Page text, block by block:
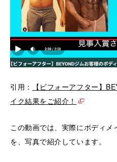
引用：
【ビフォーアフター】
イク結果をご紹介！
この動画では、実際にボディ
を、写真で紹介しています。